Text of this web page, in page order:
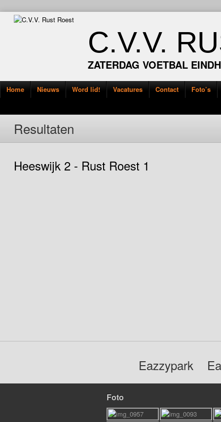
C.V.V.
ZATERDAG VOETBAL
Home Nieuws Word lid! Vacatures Contact Foto’s
Resultaten
Heeswijk 2 - Rust Roest 1
Eazzypark
Foto